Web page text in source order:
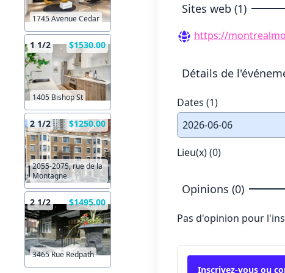
1745 Avenue Cedar
1 1/2 $1530.00
1405 Bishop St
2 1/2 $1250.00
2055-2075, rue de la
Montagne
2 1/2 $1495.00
3465 Rue Redpath
Sites web (1)
https://
Détails de
Dates (1)
2026-06-06
Lieu(x) (0)
Opinions (0)
Pas d'opinion pour
Inscrivez-vous ou